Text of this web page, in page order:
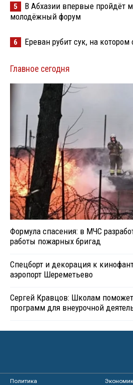
5
В Абхазии впервые пройдёт
молодёжный форум
6 Ереван рубит сук, на котором
Главное сегодня
Формула спасения: в МЧС
работы пожарных бригад
Спецборт и декорация к
аэропорт Шереметьево
Сергей Кравцов: Школам
программ для внеурочной
Политика